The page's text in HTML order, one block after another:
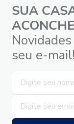
SUA
seu e-mail!